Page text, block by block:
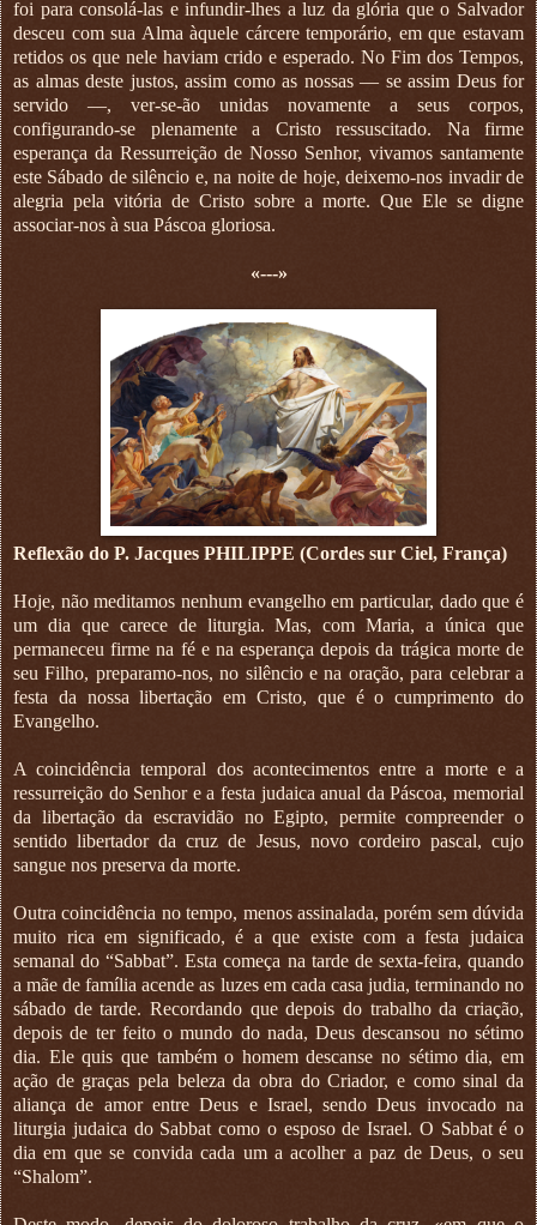
foi para consolá-las e infundir-lhes a luz da glória que o Salvador
desceu com sua Alma àquele cárcere temporário, em que estavam
retidos os que nele haviam crido e esperado. No Fim dos Tempos,
as almas deste justos, assim como as nossas — se assim Deus for
servido —, ver-se-ão unidas novamente a seus corpos,
configurando-se plenamente a Cristo ressuscitado. Na firme
esperança da Ressurreição de Nosso Senhor, vivamos santamente
este Sábado de silêncio e, na noite de hoje, deixemo-nos invadir de
alegria pela vitória de Cristo sobre a morte. Que Ele se digne
associar-nos à sua Páscoa gloriosa.
«---»
Reflexão do P. Jacques PHILIPPE (Cordes sur Ciel, França)
Hoje, não meditamos nenhum evangelho em particular, dado que é
um dia que carece de liturgia. Mas, com Maria, a única que
permaneceu firme na fé e na esperança depois da trágica morte de
seu Filho, preparamo-nos, no silêncio e na oração, para celebrar a
festa da nossa libertação em Cristo, que é o cumprimento do
Evangelho.
A coincidência temporal dos acontecimentos entre a morte e a
ressurreição do Senhor e a festa judaica anual da Páscoa, memorial
da libertação da escravidão no Egipto, permite compreender o
sentido libertador da cruz de Jesus, novo cordeiro pascal, cujo
sangue nos preserva da morte.
Outra coincidência no tempo, menos assinalada, porém sem dúvida
muito rica em significado, é a que existe com a festa judaica
semanal do “Sabbat”. Esta começa na tarde de sexta-feira, quando
a mãe de família acende as luzes em cada casa judia, terminando no
sábado de tarde. Recordando que depois do trabalho da criação,
depois de ter feito o mundo do nada, Deus descansou no sétimo
dia. Ele quis que também o homem descanse no sétimo dia, em
ação de graças pela beleza da obra do Criador, e como sinal da
aliança de amor entre Deus e Israel, sendo Deus invocado na
liturgia judaica do Sabbat como o esposo de Israel. O Sabbat é o
dia em que se convida cada um a acolher a paz de Deus, o seu
“Shalom”.